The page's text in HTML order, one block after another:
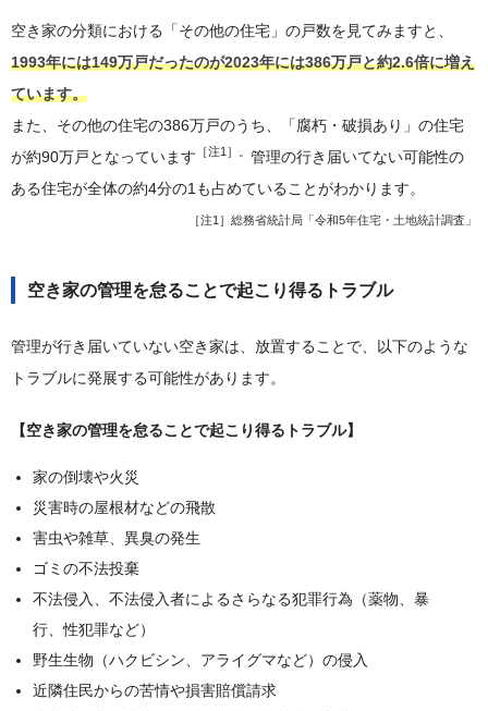
空き家の分類における「その他の住宅」の戸数を見てみますと、
1993年には149万戸だったのが2023年には386万戸と約2.6倍に増え
ています。
また、その他の住宅の386万戸のうち、「腐朽・破損あり」の住宅
が約90万戸となっています ［注1］。 管理の行き届いてない可能性の
ある住宅が全体の約4分の1も占めていることがわかります。
［注1］ 総務省統計局「令和5年住宅・土地統計調査」
空き家の管理を怠ることで起こり得るトラブル
管理が行き届いていない空き家は、放置することで、以下のような
トラブルに発展する可能性があります。
【空き家の管理を怠ることで起こり得るトラブル】
家の倒壊や火災
災害時の屋根材などの飛散
害虫や雑草、異臭の発生
ゴミの不法投棄
不法侵入、不法侵入者によるさらなる犯罪行為（薬物、暴
行、性犯罪など）
野生生物（ハクビシン、アライグマなど）の侵入
近隣住民からの苦情や損害賠償請求